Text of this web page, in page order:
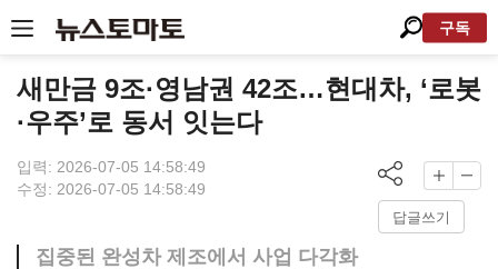
구독
새만금 9조·영남권 42조…현대차, ‘로봇
·우주’로 동서 잇는다
입력: 2026-07-05 14:58:49
수정: 2026-07-05 14:58:49
답글쓰기
집중된 완성차 제조에서 사업 다각화